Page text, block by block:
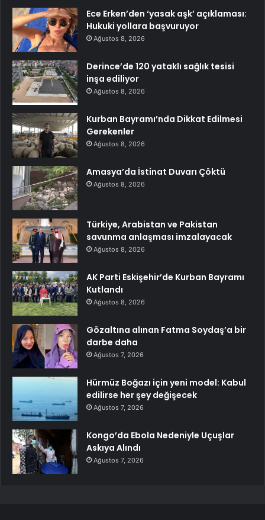
Ece Erken’den ‘yasak aşk’ açıklaması:
Hukuki yollara başvuruyor
Ağustos 8, 2026
Derince’de 120 yataklı sağlık tesisi
inşa ediliyor
Ağustos 8, 2026
Kurban Bayramı’nda Dikkat Edilmesi
Gerekenler
Ağustos 8, 2026
Amasya’da İstinat Duvarı Çöktü
Ağustos 8, 2026
Türkiye, Arabistan ve Pakistan
savunma anlaşması imzalayacak
Ağustos 8, 2026
AK Parti Eskişehir’de Kurban Bayramı
Kutlandı
Ağustos 8, 2026
Gözaltına alınan Fatma Soydaş’a bir
darbe daha
Ağustos 7, 2026
Hürmüz Boğazı için yeni model: Kabul
edilirse her şey değişecek
Ağustos 7, 2026
Kongo’da Ebola Nedeniyle Uçuşlar
Askıya Alındı
Ağustos 7, 2026